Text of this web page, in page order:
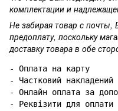
комплектации и
Не забирая товар с почты,
предоплату, поскольку
доставку товара в обе
- Оплата на карту
- Частковий
- Онлайн оплата за
- Реквізити для оплати